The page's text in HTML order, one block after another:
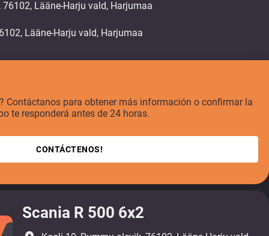
Lääne-Harju vald, Harjumaa
Contáctanos para obtener más información o confirmar la
te responderá antes de 24 horas.
CONTÁCTENOS!
Scania R 500 6x2